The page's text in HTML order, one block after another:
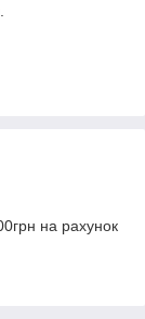
на рахунок